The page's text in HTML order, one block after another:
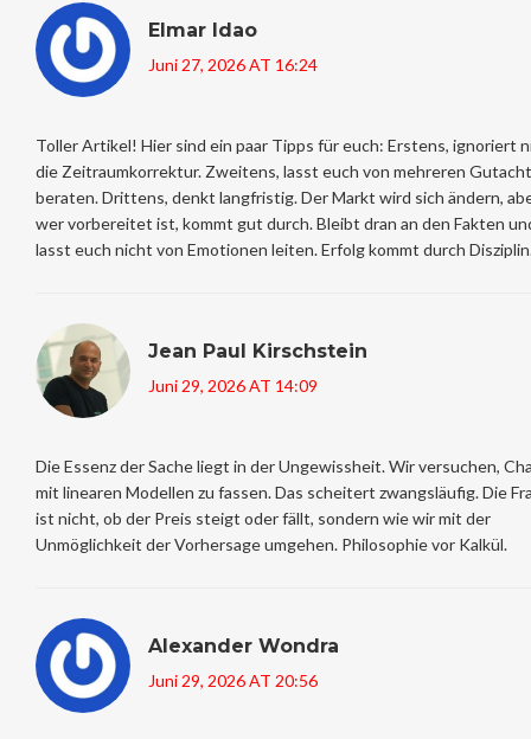
Elmar Idao
Juni 27, 2026 AT 16:24
Toller Artikel! Hier sind ein paar Tipps für euch: Erstens, ignoriert
die Zeitraumkorrektur. Zweitens, lasst euch von mehreren
beraten. Drittens, denkt langfristig. Der Markt wird sich ändern,
wer vorbereitet ist, kommt gut durch. Bleibt dran an den Fakten
lasst euch nicht von Emotionen leiten. Erfolg kommt durch
Jean Paul Kirschstein
Juni 29, 2026 AT 14:09
Die Essenz der Sache liegt in der Ungewissheit. Wir versuchen,
mit linearen Modellen zu fassen. Das scheitert zwangsläufig. Die
ist nicht, ob der Preis steigt oder fällt, sondern wie wir mit der
Unmöglichkeit der Vorhersage umgehen. Philosophie vor Kalkül.
Alexander Wondra
Juni 29, 2026 AT 20:56